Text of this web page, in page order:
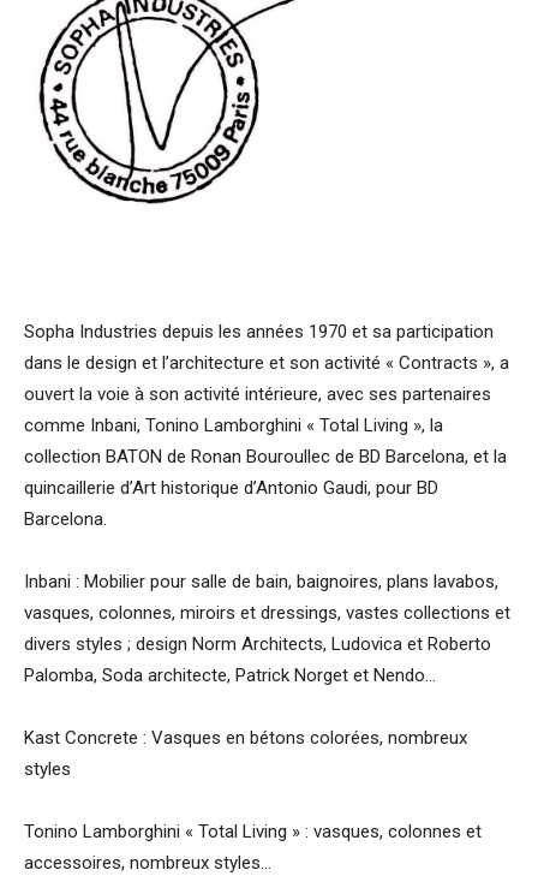
Sopha Industries depuis les années 1970 et sa participation
dans le design et l’architecture et son activité « Contracts », a
ouvert la voie à son activité intérieure, avec ses partenaires
comme Inbani, Tonino Lamborghini « Total Living », la
collection BATON de Ronan Bouroullec de BD Barcelona, et la
quincaillerie d’Art historique d’Antonio Gaudi, pour BD
Barcelona.
Inbani : Mobilier pour salle de bain, baignoires, plans lavabos,
vasques, colonnes, miroirs et dressings, vastes collections et
divers styles ; design Norm Architects, Ludovica et Roberto
Palomba, Soda architecte, Patrick Norget et Nendo…
Kast Concrete : Vasques en bétons colorées, nombreux
styles
Tonino Lamborghini « Total Living » : vasques, colonnes et
accessoires, nombreux styles…